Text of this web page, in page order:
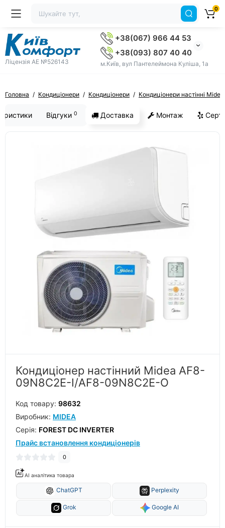
Ліцензія AE №526143
+38(067) 966 44 53
+38(093) 807 40 40
м.Київ, вул Пантелеймона Куліша, 1а
0
Головна Кондиціонери Кондиціонери Кондиціонери настінні Midea
Відгуки 0 Доставка Монтаж
Кондиціонер настінний Midea AF8-
09N8C2E-I/AF8-09N8C2E-O
Код товару: 98632
Виробник: MIDEA
Серiя: FOREST DC INVERTER
Прайс встановлення кондиціонерів
0
AI аналітика товара
ChatGPT Perplexity
Grok Google AI